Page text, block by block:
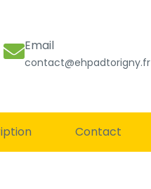
Email
contact@ehpadtorigny.fr
Contact